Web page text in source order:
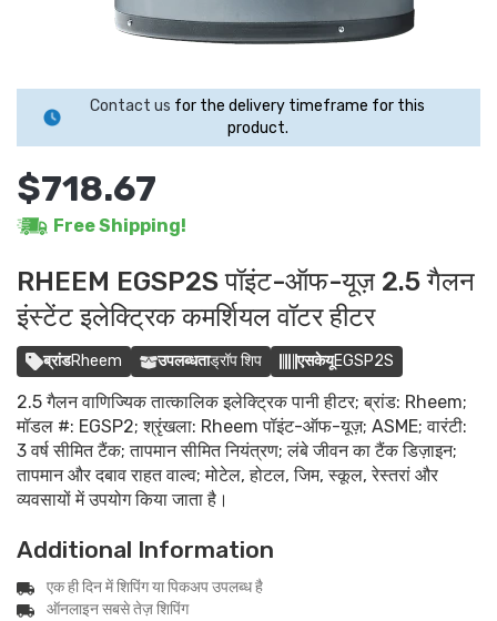
Contact us for the delivery timeframe for this
product.
$718.67
Free Shipping!
RHEEM EGSP2S पॉइंट-ऑफ-यूज़ 2.5 गैलन
इंस्टेंट इलेक्ट्रिक कमर्शियल वॉटर हीटर
ब्रांडRheem उपलब्धताड्रॉप शिप एसकेयूEGSP2S
2.5 गैलन वाणिज्यिक तात्कालिक इलेक्ट्रिक पानी हीटर; ब्रांड: Rheem;
मॉडल #: EGSP2; श्रृंखला: Rheem पॉइंट-ऑफ-यूज़; ASME; वारंटी:
3 वर्ष सीमित टैंक; तापमान सीमित नियंत्रण; लंबे जीवन का टैंक डिज़ाइन;
तापमान और दबाव राहत वाल्व; मोटेल, होटल, जिम, स्कूल, रेस्तरां और
व्यवसायों में उपयोग किया जाता है।
Additional Information
एक ही दिन में शिपिंग या पिकअप उपलब्ध है
ऑनलाइन सबसे तेज़ शिपिंग